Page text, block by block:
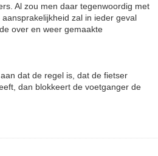
Al zou men daar tegenwoordig met
zal in ieder geval
over en weer gemaakte
dat de regel is, dat de fietser
dan blokkeert de voetganger de